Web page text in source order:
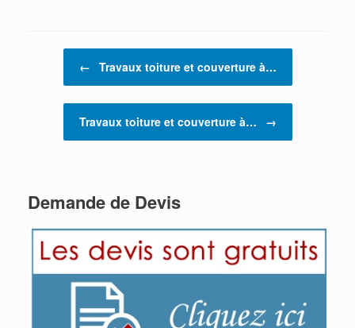
← Travaux toiture et couverture à…
Travaux toiture et couverture à… →
Demande de Devis